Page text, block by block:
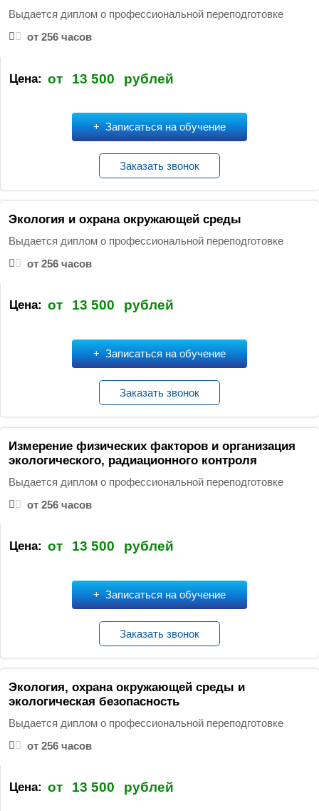
Выдается диплом о профессиональной переподготовке
от 256 часов
Цена: от 13 500 рублей
Записаться на обучение
Заказать звонок
Экология и охрана окружающей среды
Выдается диплом о профессиональной переподготовке
от 256 часов
Цена: от 13 500 рублей
Записаться на обучение
Заказать звонок
Измерение физических факторов и организация
экологического, радиационного контроля
Выдается диплом о профессиональной переподготовке
от 256 часов
Цена: от 13 500 рублей
Записаться на обучение
Заказать звонок
Экология, охрана окружающей среды и
экологическая безопасность
Выдается диплом о профессиональной переподготовке
от 256 часов
Цена: от 13 500 рублей